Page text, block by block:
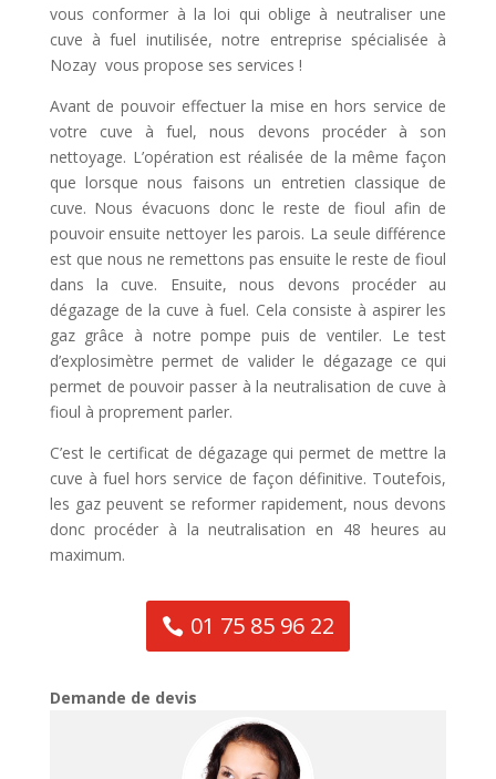
vous conformer à la loi qui oblige à neutraliser une
cuve à fuel inutilisée, notre entreprise spécialisée à
Nozay vous propose ses services !
Avant de pouvoir effectuer la mise en hors service de
votre cuve à fuel, nous devons procéder à son
nettoyage. L’opération est réalisée de la même façon
que lorsque nous faisons un entretien classique de
cuve. Nous évacuons donc le reste de fioul afin de
pouvoir ensuite nettoyer les parois. La seule différence
est que nous ne remettons pas ensuite le reste de fioul
dans la cuve. Ensuite, nous devons procéder au
dégazage de la cuve à fuel. Cela consiste à aspirer les
gaz grâce à notre pompe puis de ventiler. Le test
d’explosimètre permet de valider le dégazage ce qui
permet de pouvoir passer à la neutralisation de cuve à
fioul à proprement parler.
C’est le certificat de dégazage qui permet de mettre la
cuve à fuel hors service de façon définitive. Toutefois,
les gaz peuvent se reformer rapidement, nous devons
donc procéder à la neutralisation en 48 heures au
maximum.
01 75 85 96 22
Demande de devis